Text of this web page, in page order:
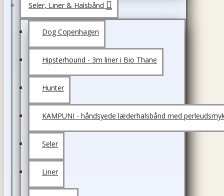
Seler, Liner & Halsbånd
Dog Copenhagen
Hipsterhound - 3m liner i Bio Thane
Hunter
KAMPUNI - håndsyede læderhalsbånd med
Seler
Liner